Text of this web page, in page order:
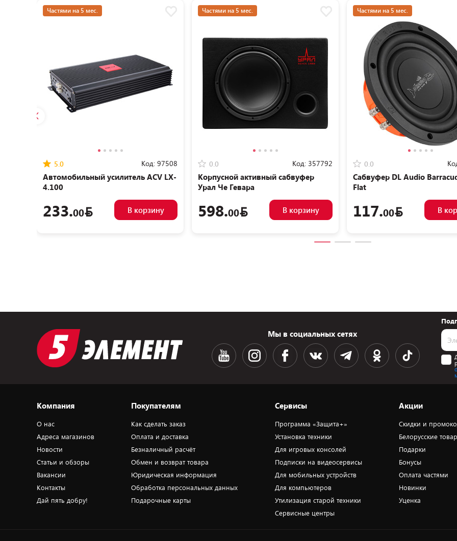
Частями на 5 мес.
5.0 Код: 97508
Автомобильный усилитель ACV LX-
4.100
233.00 В корзину
Частями на 5 мес.
0.0 Код: 357792
Корпусной активный сабвуфер
Урал Че Гевара
598.00 В корзину
Частями на 5 мес.
0.0
Сабвуфер DL Audio
Flat
117.00 В
Мы в социальных сетях
Компания
О нас
Адреса магазинов
Новости
Статьи и обзоры
Вакансии
Контакты
Дай пять добру!
Покупателям
Как сделать заказ
Оплата и доставка
Безналичный расчёт
Обмен и возврат товара
Юридическая информация
Обработка персональных данных
Подарочные карты
Сервисы
Программа «Защита+»
Установка техники
Для игровых консолей
Подписки на видеосервисы
Для мобильных устройств
Для компьютеров
Утилизация старой техники
Сервисные центры
Акции
Скидки и
Белорусские
Подарки
Бонусы
Оплата частями
Новинки
Уценка